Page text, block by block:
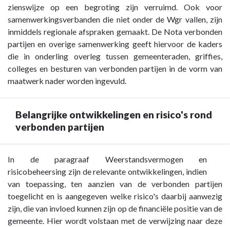
Verbonden
partijen
Sturing
toezicht
zienswijze op een begroting zijn verruimd. Ook voor
samenwerkingsverbanden die niet onder de Wgr vallen, zijn
inmiddels regionale afspraken gemaakt. De Nota verbonden
partijen en overige samenwerking geeft hiervoor de kaders
die in onderling overleg tussen gemeenteraden, griffies,
colleges en besturen van verbonden partijen in de vorm van
maatwerk nader worden ingevuld.
Belangrijke ontwikkelingen en risico's rond
verbonden partijen
Terug
naar
navigatie
Paragraaf
In de paragraaf Weerstandsvermogen en
risicobeheersing zijn de relevante ontwikkelingen, indien
van toepassing, ten aanzien van de verbonden partijen
toegelicht en is aangegeven welke risico's daarbij aanwezig
zijn, die van invloed kunnen zijn op de financiële positie van de
gemeente. Hier wordt volstaan met de verwijzing naar deze